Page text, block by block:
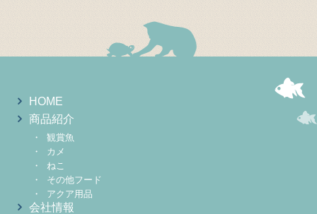
HOME
商品紹介
観賞魚
カメ
ねこ
その他フード
アクア用品
会社情報